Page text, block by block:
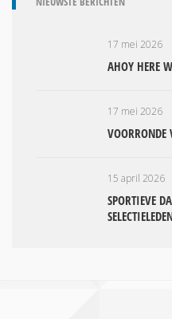
17 mei 2026
AHOY HERE
17 mei 2026
VOORRONDE
15 april 2026
SPORTIEVE